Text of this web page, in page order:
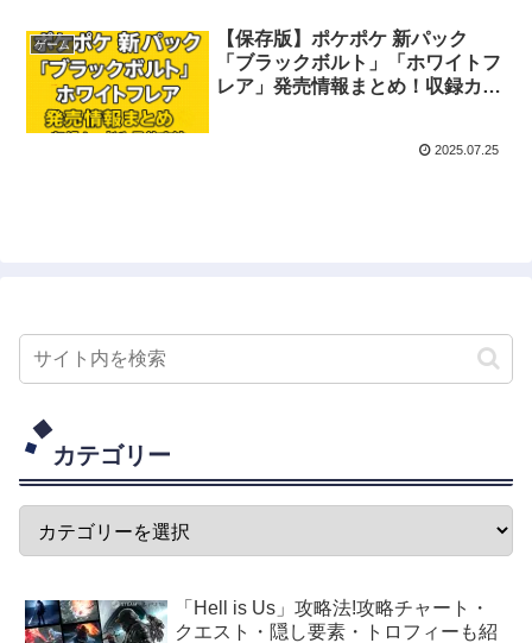
ゲーム
【保存版】ポケポケ 新パック
「ブラックボルト」「ホワイトフ
レア」発売情報まとめ！収録カー
2025.07.25
カテゴリー
「Hell is Us」攻略法!攻略チャート・
クエスト・隠し要素・トロフィーも紹